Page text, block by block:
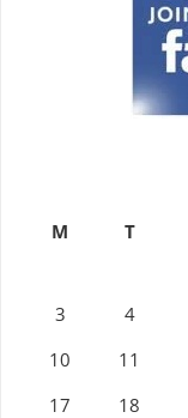
M T
3
4
10
11
17
18